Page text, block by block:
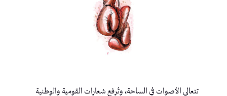
تتعالى الأصوات في الساحة، وتُرفع شعارات القومية والوطنية